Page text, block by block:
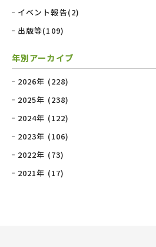
イベント報告(2)
出版等(109)
年別アーカイブ
2026年 (228)
2025年 (238)
2024年 (122)
2023年 (106)
2022年 (73)
2021年 (17)